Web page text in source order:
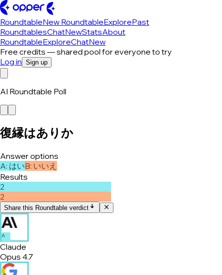
RoundtableNew RoundtableExplorePast
RoundtablesChatNewStatsAbout
RoundtableExploreChatNew
Free credits — shared pool for everyone to try
Log in Sign up
AI Roundtable Poll
復縁はありか
Answer options
A: はいB: いいえ
Results
2
2
Share this Roundtable verdict
A
Claude
Opus 4.7